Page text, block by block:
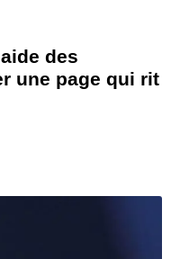
des
une page qui rit